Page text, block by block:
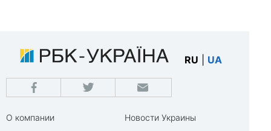
RU UA
О компании
Новости Украины